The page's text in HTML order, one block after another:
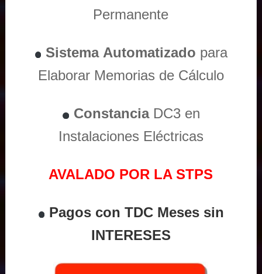
Permanente
Sistema Automatizado para
Elaborar Memorias de Cálculo
ConstanciaDC3 en
Instalaciones Eléctricas
AVALADO POR LA STPS
Pagos con TDC Meses sin
INTERESES